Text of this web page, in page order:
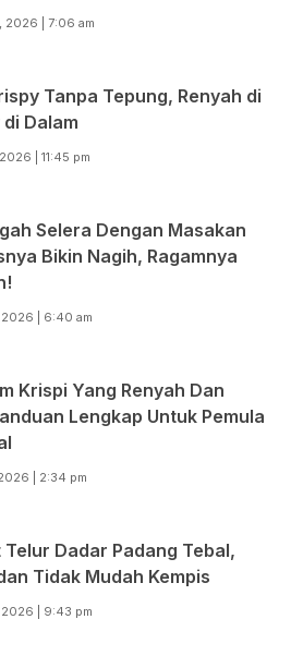
2026 | 7:06 am
Tanpa Tepung, Renyah di
Dalam
| 11:45 pm
Selera Dengan Masakan
Bikin Nagih, Ragamnya
2026 | 6:40 am
Krispi Yang Renyah Dan
Lengkap Untuk Pemula
| 2:34 pm
Dadar Padang Tebal,
Tidak Mudah Kempis
| 9:43 pm